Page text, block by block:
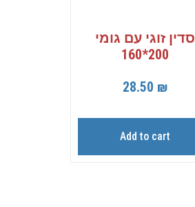
סדין זוגי עם גומי
200*160
28.50 ₪
Add to cart